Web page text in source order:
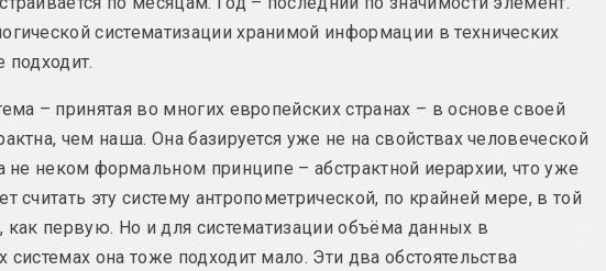
Напрушкина
Свабода. Роўнасць.
2024, печатное произведение
Свет приходит из
тьмы
2024, живопись
2024,
Бомба
Маргарита Дюшко
Сострадание
Андрей Анро
Статья 81
систематизации хранимой информации в технических
подходит.
– принятая во многих европейских странах – в основе своей
чем наша. Она базируется уже не на свойствах человеческой
не неком формальном принципе – абстрактной иерархии, что уже
считать эту систему антропометрической, по крайней мере, в той
как первую. Но и для систематизации объёма данных в
системах она тоже подходит мало. Эти два обстоятельства